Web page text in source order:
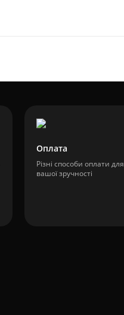
Оплата
Різні способи оплати для
вашої зручності